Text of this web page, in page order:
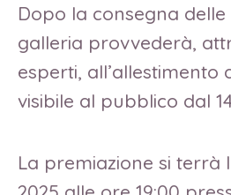
Dopo la consegna
galleria provvederà,
esperti, all’allestimento
visibile al pubblico dal
La premiazione si terrà